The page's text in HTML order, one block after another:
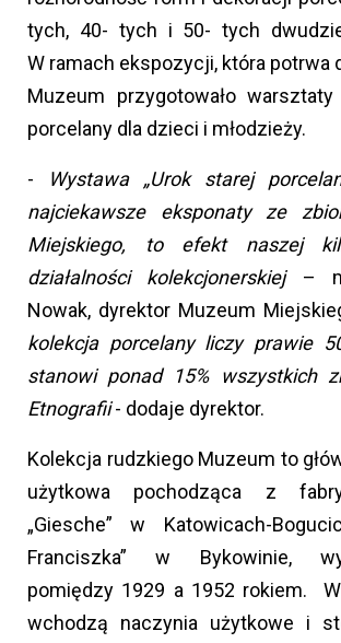
tych, 40- tych i 50- tych
W ramach ekspozycji, która potrwa
Muzeum przygotowało
porcelany dla dzieci i młodzieży.
-
Wystawa „Urok starej
najciekawsze eksponaty ze
Miejskiego, to efekt naszej
działalności kolekcjonerskiej–
Nowak, dyrektor Muzeum
kolekcja porcelany liczy prawie
stanowi ponad 15% wszystkich
Etnografii- dodaje dyrektor.
Kolekcja rudzkiego Muzeum to
użytkowa pochodząca z
„Giesche” w Katowicach-
Franciszka” w Bykowinie,
pomiędzy 1929 a 1952 rokiem.
wchodzą naczynia użytkowe i